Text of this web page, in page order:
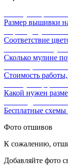
Размер вышивки
Соответствие
Сколько мулине
Стоимость
Какой нужен
Бесплатные
Фото отшивов
К сожалению,
Добавляйте фото